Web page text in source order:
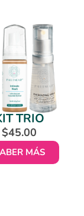
TRIO
$45.00
MÁS